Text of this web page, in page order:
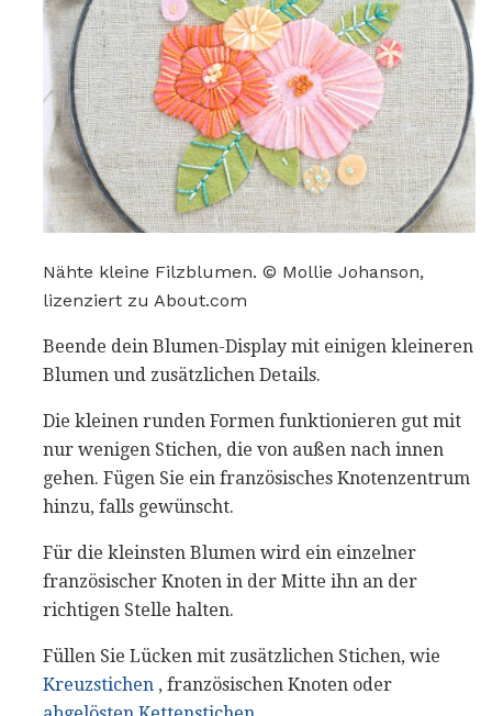
Nähte kleine Filzblumen. © Mollie Johanson,
lizenziert zu About.com
Beende dein Blumen-Display mit einigen kleineren
Blumen und zusätzlichen Details.
Die kleinen runden Formen funktionieren gut mit
nur wenigen Stichen, die von außen nach innen
gehen. Fügen Sie ein französisches Knotenzentrum
hinzu, falls gewünscht.
Für die kleinsten Blumen wird ein einzelner
französischer Knoten in der Mitte ihn an der
richtigen Stelle halten.
Füllen Sie Lücken mit zusätzlichen Stichen, wie
Kreuzstichen , französischen Knoten oder